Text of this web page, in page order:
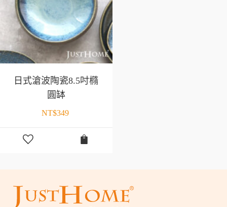
日式滄波陶瓷8.5吋橢
圓缽
NT$349